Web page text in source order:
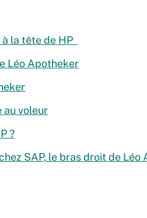
la tête de HP
Léo Apotheker
au voleur
?
SAP, le bras droit de